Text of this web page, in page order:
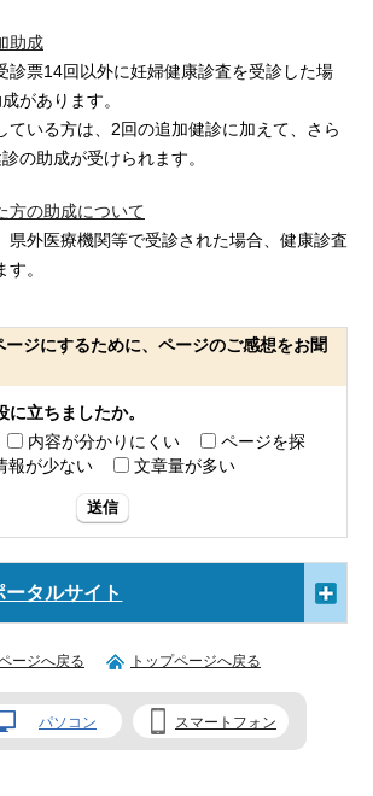
助成
診票14回以外に妊婦健康診査を受診した場
があります。
ている方は、2回の追加健診に加えて、さら
の助成が受けられます。
方の助成について
県外医療機関等で受診された場合、健康診査
。
ージにするために、ページのご感想をお聞
に立ちましたか。
内容が分かりにくい
ページを探
報が少ない 文章量が多い
送信
タルサイト
ージへ戻る トップページへ戻る
パソコン スマートフォン